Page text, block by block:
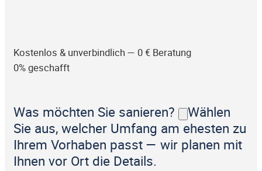
Kostenlos & unverbindlich — 0 € Beratung
0% geschafft
Was möchten Sie sanieren?
Wählen
Sie aus, welcher Umfang am ehesten zu
Ihrem Vorhaben passt — wir planen mit
Ihnen vor Ort die Details.